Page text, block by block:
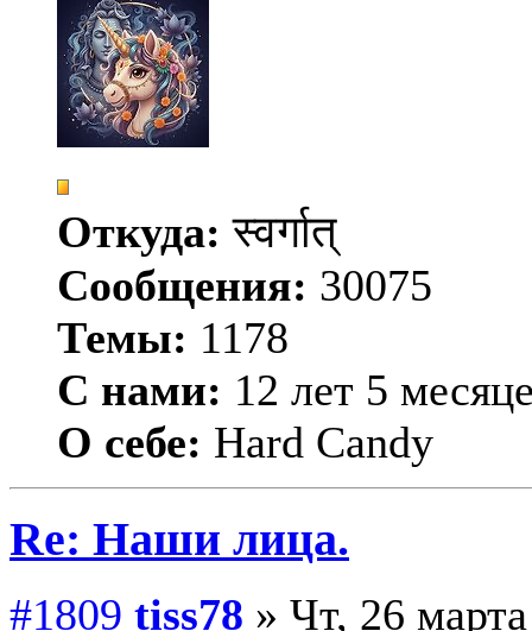
Откуда: स्वर्गात्
Сообщения: 30075
Темы: 1178
С нами: 12 лет 5
О себе: Hard Candy
Re: Наши лица.
#1809 tiss78 » Чт, 26